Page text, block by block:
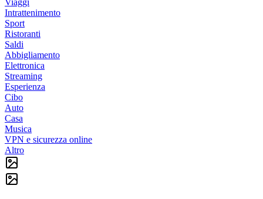
Intrattenimento
Sport
Ristoranti
Saldi
Abbigliamento
Elettronica
Streaming
Esperienza
Cibo
Auto
Casa
Musica
VPN e sicurezza online
Altro